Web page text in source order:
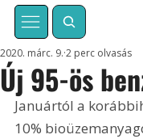
Új 95-ös
2020. márc. 9. 2 perc olvasás
Januártól a
10%